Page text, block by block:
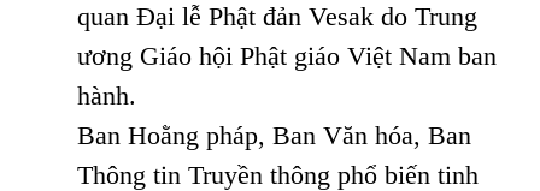
quan Đại lễ Phật đản Vesak do Trung
ương Giáo hội Phật giáo Việt Nam ban
hành.
Ban Hoằng pháp, Ban Văn hóa, Ban
Thông tin Truyền thông phổ biến tinh